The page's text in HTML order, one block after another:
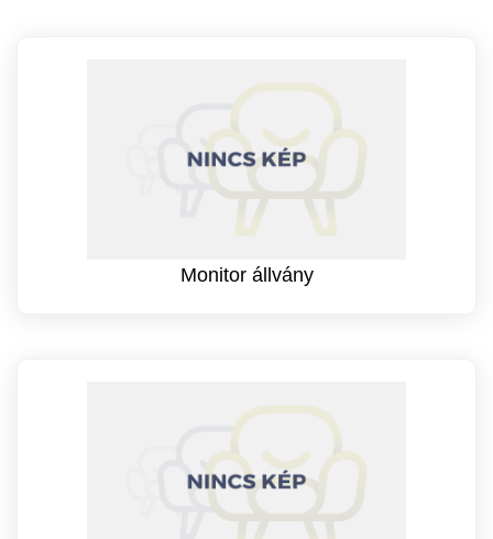
Monitor állvány